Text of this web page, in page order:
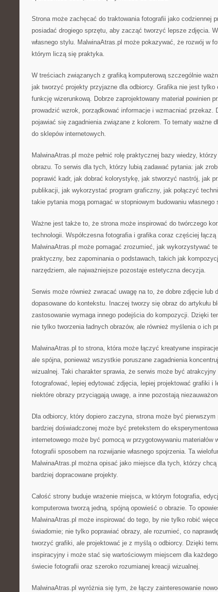
Strona może zachęcać do traktowania fotografii jako codziennej
posiadać drogiego sprzętu, aby zacząć tworzyć lepsze zdjęcia.
własnego stylu. MalwinaAtras.pl może pokazywać, że rozwój w
którym liczą się praktyka.
W treściach związanych z grafiką komputerową szczególnie
jak tworzyć projekty przyjazne dla odbiorcy. Grafika nie jest tylko
funkcję wizerunkową. Dobrze zaprojektowany materiał powinien
prowadzić wzrok, porządkować informacje i wzmacniać przekaz.
pojawiać się zagadnienia związane z kolorem. To tematy ważne
do sklepów internetowych.
MalwinaAtras.pl może pełnić rolę praktycznej bazy wiedzy,
obrazu. To serwis dla tych, którzy lubią zadawać pytania: jak
poprawić kadr, jak dobrać kolorystykę, jak stworzyć nastrój, jak
publikacji, jak wykorzystać program graficzny, jak połączyć
takie pytania mogą pomagać w stopniowym budowaniu własnego
Ważne jest także to, że strona może inspirować do twórczego
technologii. Współczesna fotografia i grafika coraz częściej
MalwinaAtras.pl może pomagać zrozumieć, jak wykorzystywać
praktyczny, bez zapominania o podstawach, takich jak
narzędziem, ale najważniejsze pozostaje estetyczna decyzja.
Serwis może również zwracać uwagę na to, że dobre zdjęcie lub
dopasowane do kontekstu. Inaczej tworzy się obraz do artykułu
zastosowanie wymaga innego podejścia do kompozycji. Dzięki
nie tylko tworzenia ładnych obrazów, ale również myślenia o ich
MalwinaAtras.pl to strona, która może łączyć kreatywne
ale spójna, ponieważ wszystkie poruszane zagadnienia
wizualnej. Taki charakter sprawia, że serwis może być
fotografować, lepiej edytować zdjęcia, lepiej projektować grafiki i
niektóre obrazy przyciągają uwagę, a inne pozostają
Dla odbiorcy, który dopiero zaczyna, strona może być
bardziej doświadczonej może być pretekstem do
internetowego może być pomocą w przygotowywaniu materiałów
fotografii sposobem na rozwijanie własnego spojrzenia. Ta
MalwinaAtras.pl można opisać jako miejsce dla tych, którzy
bardziej dopracowane projekty.
Całość strony buduje wrażenie miejsca, w którym fotografia,
komputerowa tworzą jedną, spójną opowieść o obrazie. To
MalwinaAtras.pl może inspirować do tego, by nie tylko robić
świadomie; nie tylko poprawiać obrazy, ale rozumieć, co
tworzyć grafiki, ale projektować je z myślą o odbiorcy. Dzięki
inspiracyjny i może stać się wartościowym miejscem dla
świecie fotografii oraz szeroko rozumianej kreacji wizualnej.
MalwinaAtras.pl wyróżnia się tym, że łączy zainteresowanie